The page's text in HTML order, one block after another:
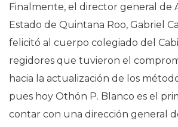
Finalmente, el director general de
Estado de Quintana Roo, Gabriel
felicitó al cuerpo colegiado del
regidores que tuvieron el
hacia la actualización de los
pues hoy Othón P. Blanco es el
contar con una dirección general